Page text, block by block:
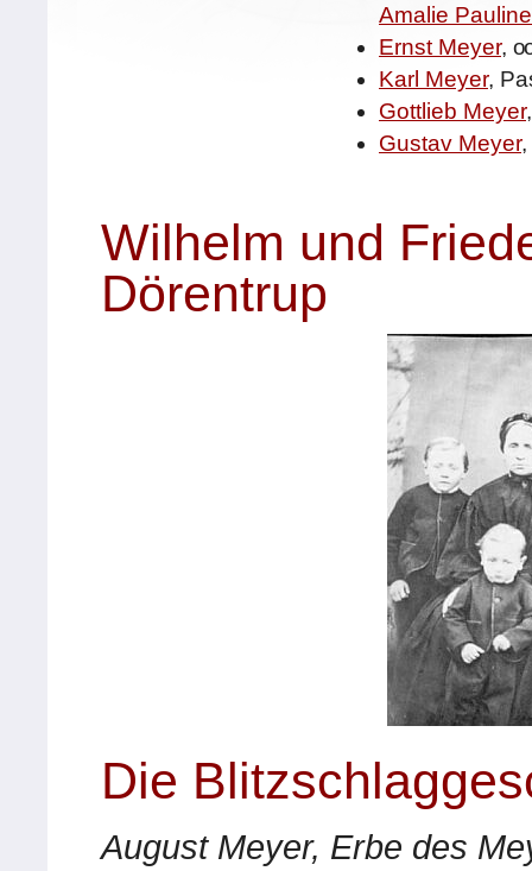
Amalie
Ernst Meyer,
Karl Meyer,
Gottlieb Meyer
Gustav Meyer,
Wilhelm und
Dörentrup
Die
August Meyer, Erbe des